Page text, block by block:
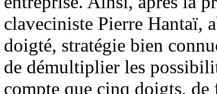
claveciniste Pierre Hantaï,
doigté, stratégie bien
de démultiplier les
compte que cinq doigts,